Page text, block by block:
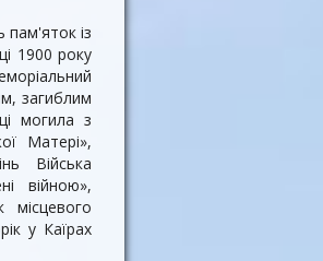
пам'яток із
1900 року
заги­блим
могила з
Матері»,
Війська
війною»,
місцевого
у Каїрах